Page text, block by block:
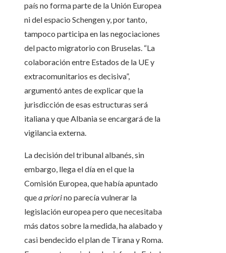
país no forma parte de la Unión Europea
ni del espacio Schengen y, por tanto,
tampoco participa en las negociaciones
del pacto migratorio con Bruselas. “La
colaboración entre Estados de la UE y
extracomunitarios es decisiva”,
argumentó antes de explicar que la
jurisdicción de esas estructuras será
italiana y que Albania se encargará de la
vigilancia externa.
La decisión del tribunal albanés, sin
embargo, llega el día en el que la
Comisión Europea, que había apuntado
quea priorino parecía vulnerar la
legislación europea pero que necesitaba
más datos sobre la medida, ha alabado y
casi bendecido el plan de Tirana y Roma.